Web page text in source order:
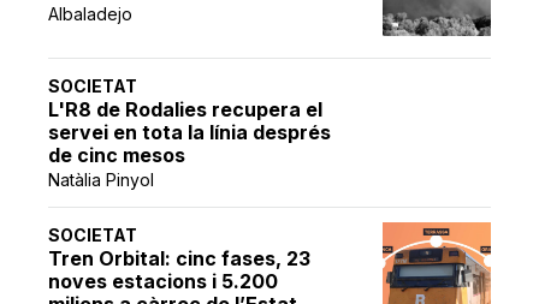
Albaladejo
SOCIETAT
L'R8 de Rodalies recupera el
servei en tota la línia després
de cinc mesos
Natàlia Pinyol
SOCIETAT
Tren Orbital: cinc fases, 23
noves estacions i 5.200